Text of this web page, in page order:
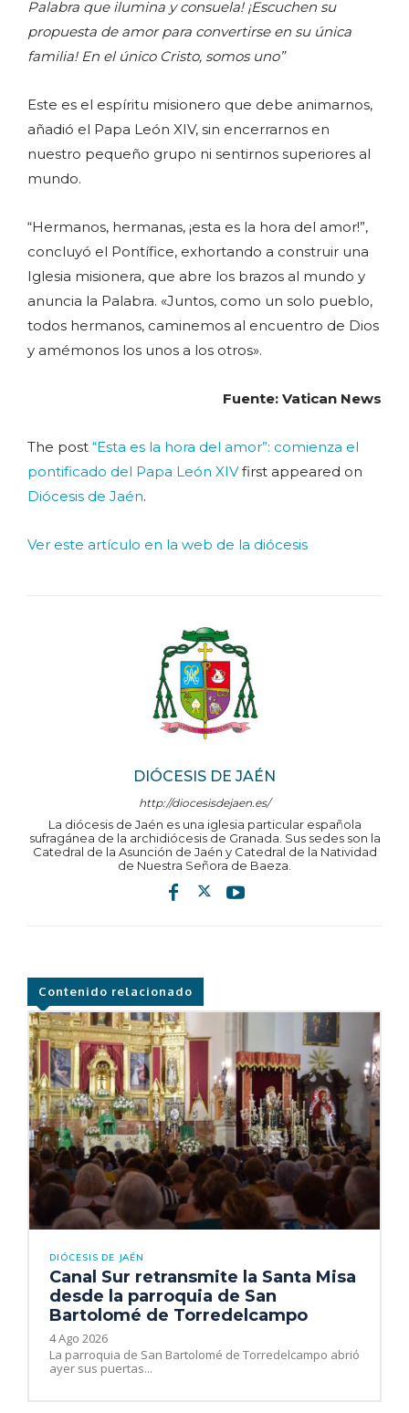
DIÓCESIS DE JAÉN
http://diocesisdejaen.es/
La diócesis de Jaén es una iglesia particular española
sufragánea de la archidiócesis de Granada. Sus sedes son la
Catedral de la Asunción de Jaén y Catedral de la Natividad
de Nuestra Señora de Baeza.
Palabra que ilumina y consuela! ¡Escuchen su
propuesta de amor para convertirse en su única
familia! En el único Cristo, somos uno”
Este es el espíritu misionero que debe animarnos,
añadió el Papa León XIV, sin encerrarnos en
nuestro pequeño grupo ni sentirnos superiores al
mundo.
“Hermanos, hermanas, ¡esta es la hora del amor!”,
concluyó el Pontífice, exhortando a construir una
Iglesia misionera, que abre los brazos al mundo y
anuncia la Palabra. «Juntos, como un solo pueblo,
todos hermanos, caminemos al encuentro de Dios
y amémonos los unos a los otros».
Fuente: Vatican News
The post “Esta es la hora del amor”: comienza el
pontificado del Papa León XIVfirst appeared on
Diócesis de Jaén.
Ver este artículo en la web de la diócesis
Contenido relacionado
DIÓCESIS DE JAÉN
Canal Sur retransmite la Santa Misa
desde la parroquia de San
Bartolomé de Torredelcampo
4 Ago 2026
La parroquia de San Bartolomé de Torredelcampo abrió
ayer sus puertas...